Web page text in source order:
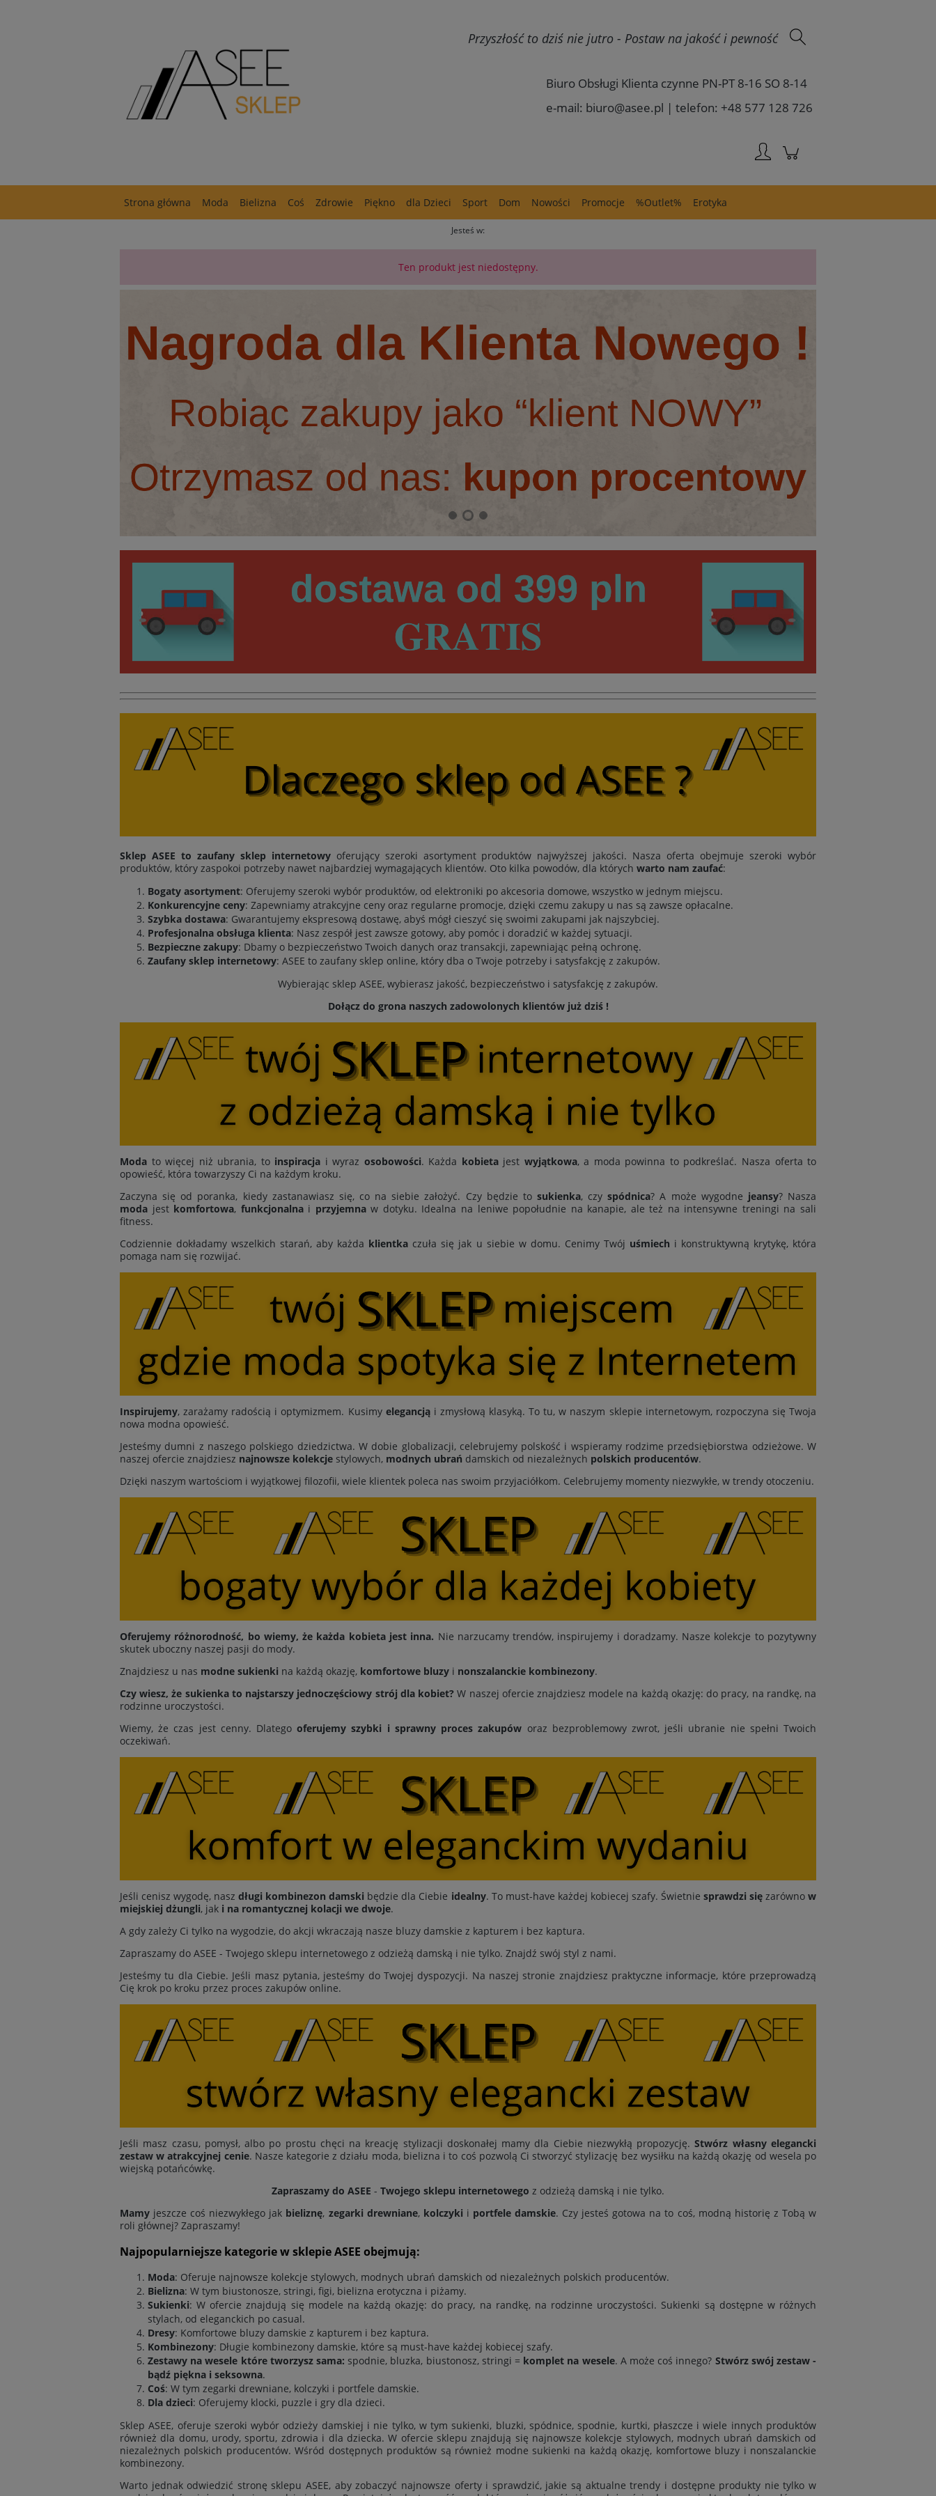
Przyszłość to dziś nie jutro - Postaw na jakość i pewność
Biuro Obsługi Klienta czynne PN-PT 8-16 SO 8-14
e-mail: biuro@asee.pl | telefon: +48 577 128 726
Strona główna Moda Bielizna Coś Zdrowie Piękno dla Dzieci Sport Dom Nowości Promocje %Outlet% Erotyka
Jesteś w:
Ten produkt jest niedostępny.
Sklep ASEE to zaufany sklep internetowyoferujący szeroki asortyment produktów najwyższej jakości. Nasza oferta obejmuje szeroki wybór
produktów, który zaspokoi potrzeby nawet najbardziej wymagających klientów. Oto kilka powodów, dla których warto nam zaufać:
Bogaty asortyment: Oferujemy szeroki wybór produktów, od elektroniki po akcesoria domowe, wszystko w jednym miejscu.
Konkurencyjne ceny: Zapewniamy atrakcyjne ceny oraz regularne promocje, dzięki czemu zakupy u nas są zawsze opłacalne.
Szybka dostawa: Gwarantujemy ekspresową dostawę, abyś mógł cieszyć się swoimi zakupami jak najszybciej.
Profesjonalna obsługa klienta: Nasz zespół jest zawsze gotowy, aby pomóc i doradzić w każdej sytuacji.
Bezpieczne zakupy: Dbamy o bezpieczeństwo Twoich danych oraz transakcji, zapewniając pełną ochronę.
Zaufany sklep internetowy: ASEE to zaufany sklep online, który dba o Twoje potrzeby i satysfakcję z zakupów.
Wybierając sklep ASEE, wybierasz jakość, bezpieczeństwo i satysfakcję z zakupów.
Dołącz do grona naszych zadowolonych klientów już dziś !
Moda to więcej niż ubrania, to inspiracja i wyraz osobowości. Każda kobietajest wyjątkowa, a moda powinna to podkreślać. Nasza oferta to
opowieść, która towarzyszy Ci na każdym kroku.
Zaczyna się od poranka, kiedy zastanawiasz się, co na siebie założyć. Czy będzie to sukienka, czyspódnica? A może wygodne jeansy? Nasza
moda jest komfortowa, funkcjonalnai przyjemnaw dotyku. Idealna na leniwe popołudnie na kanapie, ale też na intensywne treningi na sali
fitness.
Codziennie dokładamy wszelkich starań, aby każda klientka czuła się jak u siebie w domu. Cenimy Twój uśmiech i konstruktywną krytykę, która
pomaga nam się rozwijać.
Inspirujemy, zarażamy radością i optymizmem. Kusimy elegancjąi zmysłową klasyką. To tu, w naszym sklepie internetowym, rozpoczyna się Twoja
nowa modna opowieść.
Jesteśmy dumni z naszego polskiego dziedzictwa. W dobie globalizacji, celebrujemy polskość i wspieramy rodzime przedsiębiorstwa odzieżowe. W
naszej ofercie znajdziesz najnowsze kolekcje stylowych, modnych ubrań damskich od niezależnych polskich producentów.
Dzięki naszym wartościom i wyjątkowej filozofii, wiele klientek poleca nas swoim przyjaciółkom. Celebrujemy momenty niezwykłe, w trendy otoczeniu.
Oferujemy różnorodność, bo wiemy, że każda kobieta jest inna. Nie narzucamy trendów, inspirujemy i doradzamy. Nasze kolekcje to pozytywny
skutek uboczny naszej pasji do mody.
Znajdziesz u nas modne sukienki na każdą okazję, komfortowe bluzy i nonszalanckie kombinezony.
Czy wiesz, że sukienka to najstarszy jednoczęściowy strój dla kobiet? W naszej ofercie znajdziesz modele na każdą okazję: do pracy, na randkę, na
rodzinne uroczystości.
Wiemy, że czas jest cenny. Dlategooferujemy szybki i sprawny proces zakupów oraz bezproblemowy zwrot, jeśli ubranie nie spełni Twoich
oczekiwań.
Jeśli cenisz wygodę, naszdługi kombinezon damski będzie dla Ciebie idealny. To must-have każdej kobiecej szafy. Świetnie sprawdzi sięzarównow
miejskiej dżungli, jak i na romantycznej kolacji we dwoje.
A gdy zależy Ci tylko na wygodzie, do akcji wkraczają nasze bluzy damskie z kapturem i bez kaptura.
Zapraszamy do ASEE - Twojego sklepu internetowego z odzieżą damską i nie tylko. Znajdź swój styl z nami.
Jesteśmy tu dla Ciebie. Jeśli masz pytania, jesteśmy do Twojej dyspozycji. Na naszej stronie znajdziesz praktyczne informacje, które przeprowadzą
Cię krok po kroku przez proces zakupów online.
Jeśli masz czasu, pomysł, albo po prostu chęci na kreację stylizacji doskonałej mamy dla Ciebie niezwykłą propozycję.Stwórz własny elegancki
zestaw w atrakcyjnej cenie. Nasze kategorie z działu moda, bielizna i to coś pozwolą Ci stworzyć stylizację bez wysiłku na każdą okazję od wesela po
wiejską potańcówkę.
Zapraszamy do ASEE - Twojego sklepu internetowego z odzieżą damską i nie tylko.
Mamy jeszcze coś niezwykłego jak bieliznę, zegarki drewniane, kolczyki i portfele damskie. Czy jesteś gotowa na to coś, modną historię z Tobą w
roli głównej? Zapraszamy!
Najpopularniejsze kategorie w sklepie ASEE obejmują:
Moda: Oferuje najnowsze kolekcje stylowych, modnych ubrań damskich od niezależnych polskich producentów.
Bielizna: W tym biustonosze, stringi, figi, bielizna erotyczna i piżamy.
Sukienki: W ofercie znajdują się modele na każdą okazję: do pracy, na randkę, na rodzinne uroczystości. Sukienki są dostępne w różnych
stylach, od eleganckich po casual.
Dresy: Komfortowe bluzy damskie z kapturem i bez kaptura.
Kombinezony: Długie kombinezony damskie, które są must-have każdej kobiecej szafy.
Zestawy na wesele które tworzysz sama: spodnie, bluzka, biustonosz, stringi = komplet na wesele. A może coś innego? Stwórz swój zestaw -
bądź piękna i seksowna.
Coś: W tym zegarki drewniane, kolczyki i portfele damskie.
Dla dzieci: Oferujemy klocki, puzzle i gry dla dzieci.
Sklep ASEE, oferuje szeroki wybór odzieży damskiej i nie tylko, w tym sukienki, bluzki, spódnice, spodnie, kurtki, płaszcze i wiele innych produktów
również dla domu, urody, sportu, zdrowia i dla dziecka. W ofercie sklepu znajdują się najnowsze kolekcje stylowych, modnych ubrań damskich od
niezależnych polskich producentów. Wśród dostępnych produktów są również modne sukienki na każdą okazję, komfortowe bluzy i nonszalanckie
kombinezony.
Warto jednak odwiedzić stronę sklepu ASEE, aby zobaczyć najnowsze oferty i sprawdzić, jakie są aktualne trendy i dostępne produkty nie tylko w